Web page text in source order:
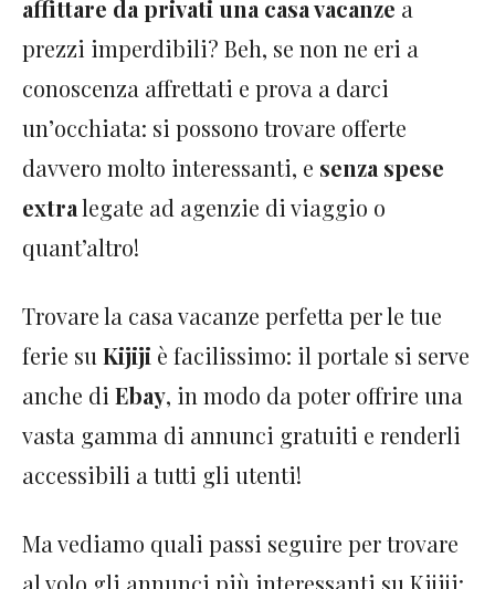
affittare da privati una casa vacanze a
prezzi imperdibili? Beh, se non ne eri a
conoscenza affrettati e prova a darci
un’occhiata: si possono trovare offerte
davvero molto interessanti, e senza spese
extralegate ad agenzie di viaggio o
quant’altro!
Trovare la casa vacanze perfetta per le tue
ferie su Kijiji è facilissimo: il portale si serve
anche di Ebay, in modo da poter offrire una
vasta gamma di annunci gratuiti e renderli
accessibili a tutti gli utenti!
Ma vediamo quali passi seguire per trovare
al volo gli annunci più interessanti su Kijiji: